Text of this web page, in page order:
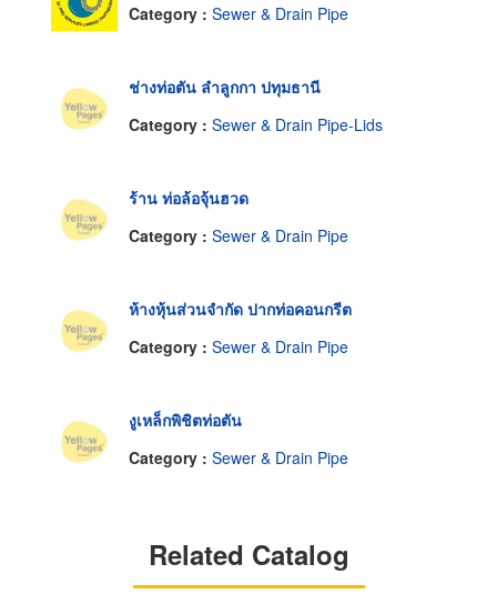
Category : Sewer & Drain Pipe
ช่างท่อตัน ลำลูกกา ปทุมธานี
Category : Sewer & Drain Pipe-Lids
ร้าน ท่อล้อจุ้นฮวด
Category : Sewer & Drain Pipe
ห้างหุ้นส่วนจำกัด ปากท่อคอนกรีต
Category : Sewer & Drain Pipe
งูเหล็กพิชิตท่อตัน
Category : Sewer & Drain Pipe
Related Catalog